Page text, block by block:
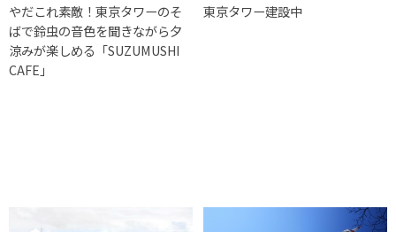
やだこれ素敵！東京タワーのそ
ばで鈴虫の音色を聞きながら夕
涼みが楽しめる「SUZUMUSHI
CAFE」
東京タワー建設中